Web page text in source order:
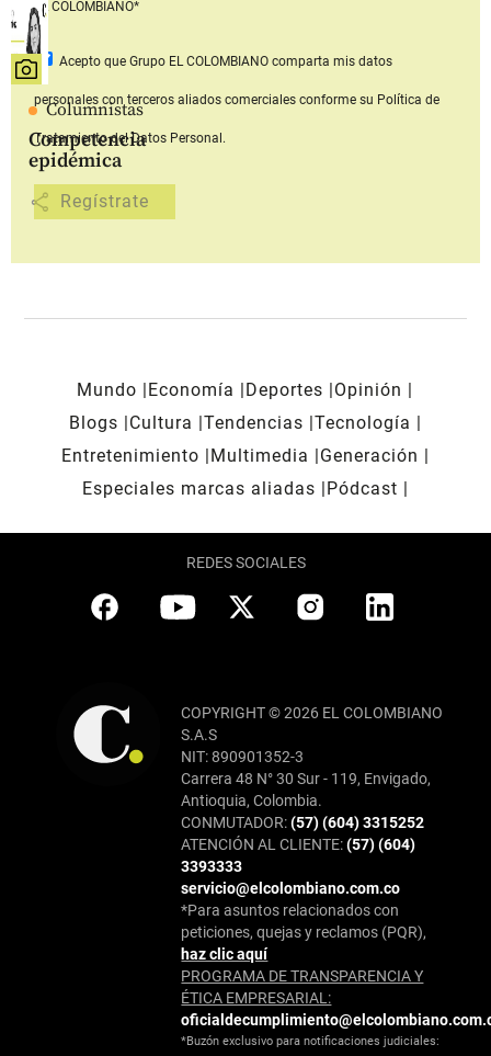
Columnistas
Competencia
epidémica
share
EL COLOMBIANO*
Acepto que Grupo EL COLOMBIANOcomparta mis datos
personales con terceros aliados comerciales conforme su Política de
Tratamiento del Datos Personal.
Mundo Economía Deportes
Opinión
Blogs
Cultura Tendencias Tecnología
Entretenimiento
Multimedia
Generación
Especiales marcas aliadas
Pódcast
REDES SOCIALES
COPYRIGHT © 2026 EL COLOMBIANO
S.A.S
NIT: 890901352-3
Carrera 48 N° 30 Sur - 119, Envigado,
Antioquia, Colombia.
CONMUTADOR:(57) (604) 3315252
ATENCIÓN AL CLIENTE:(57) (604)
3393333
servicio@elcolombiano.com.co
*Para asuntos relacionados con
peticiones, quejas y reclamos (PQR),
haz clic aquí
PROGRAMA DE TRANSPARENCIA Y
ÉTICA EMPRESARIAL:
*Buzón exclusivo para notificaciones judiciales: